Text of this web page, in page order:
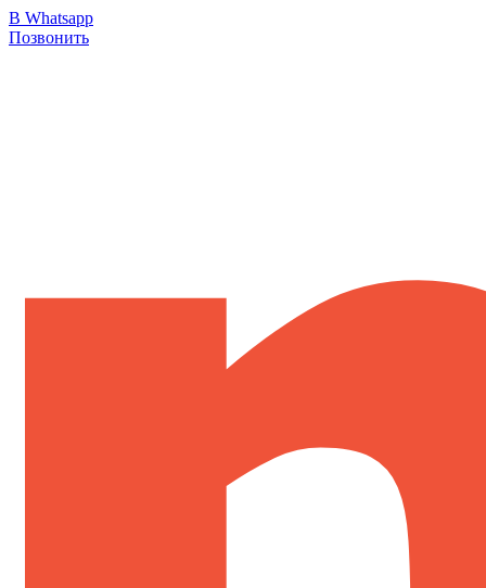
В Whatsapp
Позвонить